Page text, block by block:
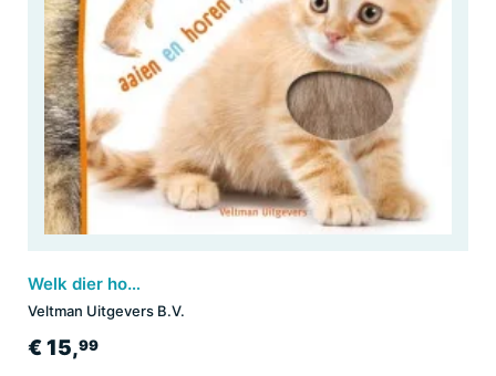
Welk dier hoor ik hier? - Lievelingsdieren
Veltman Uitgevers B.V.
€ 15,99